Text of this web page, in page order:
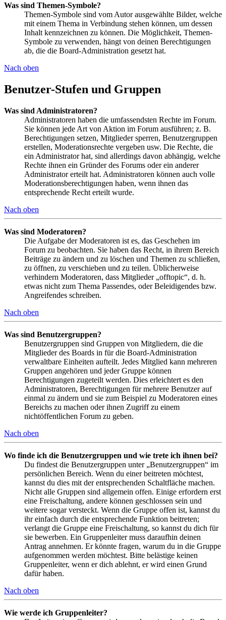
Was sind Themen-Symbole?
Themen-Symbole sind vom Autor ausgewählte Bilder, welche
mit einem Thema in Verbindung stehen können, um dessen
Inhalt kennzeichnen zu können. Die Möglichkeit, Themen-
Symbole zu verwenden, hängt von deinen Berechtigungen
ab, die die Board-Administration gesetzt hat.
Nach oben
Benutzer-Stufen und Gruppen
Was sind Administratoren?
Administratoren haben die umfassendsten Rechte im Forum.
Sie können jede Art von Aktion im Forum ausführen; z. B.
Berechtigungen setzen, Mitglieder sperren, Benutzergruppen
erstellen, Moderationsrechte vergeben usw. Die Rechte, die
ein Administrator hat, sind allerdings davon abhängig, welche
Rechte ihnen ein Gründer des Forums oder ein anderer
Administrator erteilt hat. Administratoren können auch volle
Moderationsberechtigungen haben, wenn ihnen das
entsprechende Recht erteilt wurde.
Nach oben
Was sind Moderatoren?
Die Aufgabe der Moderatoren ist es, das Geschehen im
Forum zu beobachten. Sie haben das Recht, in ihrem Bereich
Beiträge zu ändern und zu löschen und Themen zu schließen,
zu öffnen, zu verschieben und zu teilen. Üblicherweise
verhindern Moderatoren, dass Mitglieder „offtopic“, d. h.
etwas nicht zum Thema Passendes, oder Beleidigendes bzw.
Angreifendes schreiben.
Nach oben
Was sind Benutzergruppen?
Benutzergruppen sind Gruppen von Mitgliedern, die die
Mitglieder des Boards in für die Board-Administration
verwaltbare Einheiten aufteilt. Jedes Mitglied kann mehreren
Gruppen angehören und jeder Gruppe können
Berechtigungen zugeteilt werden. Dies erleichtert es den
Administratoren, Berechtigungen für mehrere Benutzer auf
einmal zu ändern und sie zum Beispiel zu Moderatoren eines
Bereichs zu machen oder ihnen Zugriff zu einem
nichtöffentlichen Forum zu geben.
Nach oben
Wo finde ich die Benutzergruppen und wie trete ich ihnen bei?
Du findest die Benutzergruppen unter „Benutzergruppen“ im
persönlichen Bereich. Wenn du einer beitreten möchtest,
kannst du dies mit der entsprechenden Schaltfläche machen.
Nicht alle Gruppen sind allgemein offen. Einige erfordern erst
eine Freischaltung, andere können geschlossen sein und
weitere sogar versteckt. Wenn die Gruppe offen ist, kannst du
ihr einfach durch die entsprechende Funktion beitreten;
verlangt die Gruppe eine Freischaltung, so kannst du dich für
sie bewerben. Ein Gruppenleiter muss daraufhin deinen
Antrag annehmen. Er könnte fragen, warum du in die Gruppe
aufgenommen werden möchtest. Bitte belästige keinen
Gruppenleiter, wenn er dich ablehnt, er wird einen Grund
dafür haben.
Nach oben
Wie werde ich Gruppenleiter?